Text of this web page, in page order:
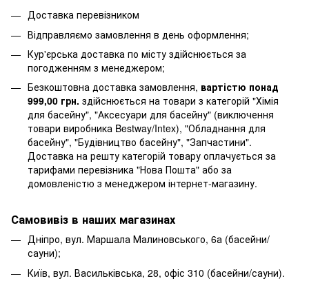
Доставка перевізником
Відправляємо замовлення в день оформлення;
Кур'єрська доставка по місту здійснюється за
погодженням з менеджером;
Безкоштовна доставка замовлення, вартістю понад
999,00 грн. здійснюється на товари з категорій "Хімія
для басейну", "Аксесуари для басейну" (виключення
товари виробника Bestway/Intex), "Обладнання для
басейну", "Будівництво басейну", "Запчастини".
Доставка на решту категорій товару оплачується за
тарифами перевізника "Нова Пошта" або за
домовленістю з менеджером інтернет-магазину.
Самовивіз в наших магазинах
Дніпро, вул. Маршала Малиновського, 6а (басейни/
сауни);
Київ, вул. Васильківська, 28, офіс 310 (басейни/сауни).